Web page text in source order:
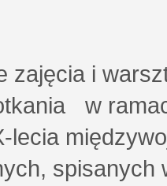
zajęcia i
w
lecia